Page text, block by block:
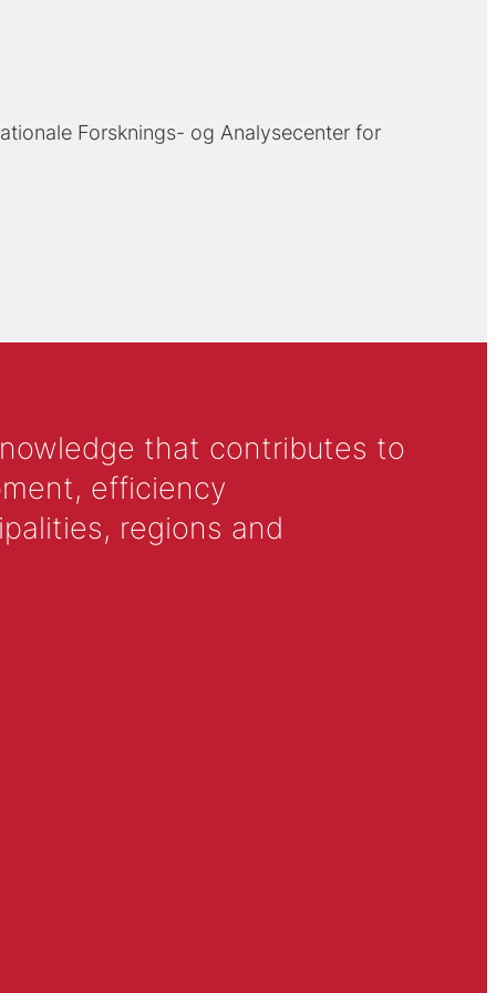
Forsknings- og Analysecenter for
that contributes to
efficiency
regions and